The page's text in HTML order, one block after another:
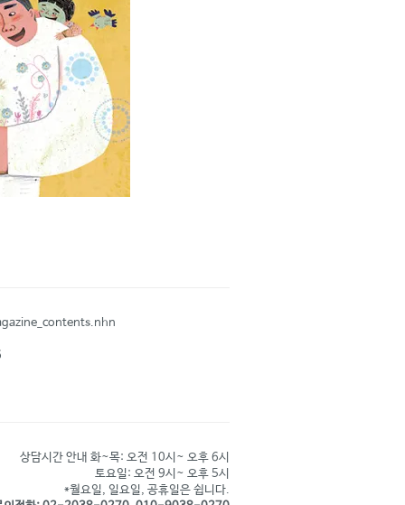
상담시간 안내 화~목: 오전 10시~ 오후 6시
토요일: 오전 9시~ 오후 5시
*월요일, 일요일, 공휴일은 쉽니다.